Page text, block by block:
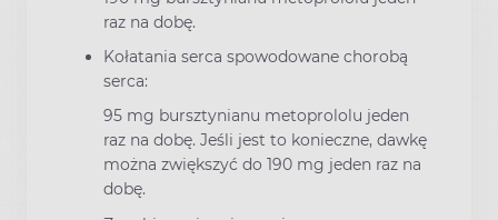
raz na dobę.
Kołatania serca spowodowane chorobą
serca:
95 mg bursztynianu metoprololu jeden
raz na dobę. Jeśli jest to konieczne, dawkę
można zwiększyć do 190 mg jeden raz na
dobę.